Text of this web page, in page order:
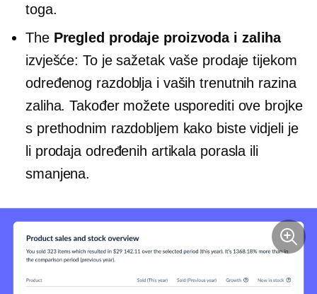
toga.
The Pregled prodaje proizvoda i zaliha
izvješće: To je sažetak vaše prodaje tijekom
određenog razdoblja i vaših trenutnih razina
zaliha. Također možete usporediti ove brojke
s prethodnim razdobljem kako biste vidjeli je
li prodaja određenih artikala porasla ili
smanjena.